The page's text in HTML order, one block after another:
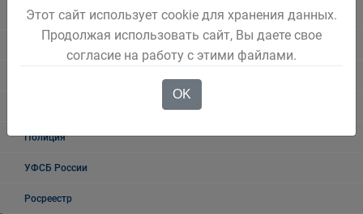
Учреждения Здравоохранения
Налоговая инспекция информирует
Полиция
УФСБ России
Росреестр
Этот сайт использует cookie для хранения данных.
Продолжая использовать сайт, Вы даете свое
согласие на работу с этими файлами.
OK